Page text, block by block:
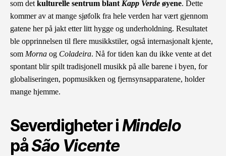
som det kulturelle sentrum blant Kapp Verde øyene. Dette
kommer av at mange sjøfolk fra hele verden har vært gjennom
gatene her på jakt etter litt hygge og underholdning. Resultatet
ble opprinnelsen til flere musikkstiler, også internasjonalt kjente,
som Morna og Coladeira. Nå for tiden kan du ikke vente at det
spontant blir spilt tradisjonell musikk på alle barene i byen, for
globaliseringen, popmusikken og fjernsynsapparatene, holder
mange hjemme.
Severdigheter iMindelo
påSão Vicente